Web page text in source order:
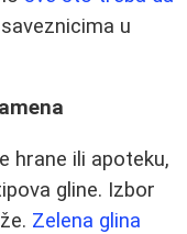
u
hrane ili apoteku,
gline. Izbor
Zelena glina